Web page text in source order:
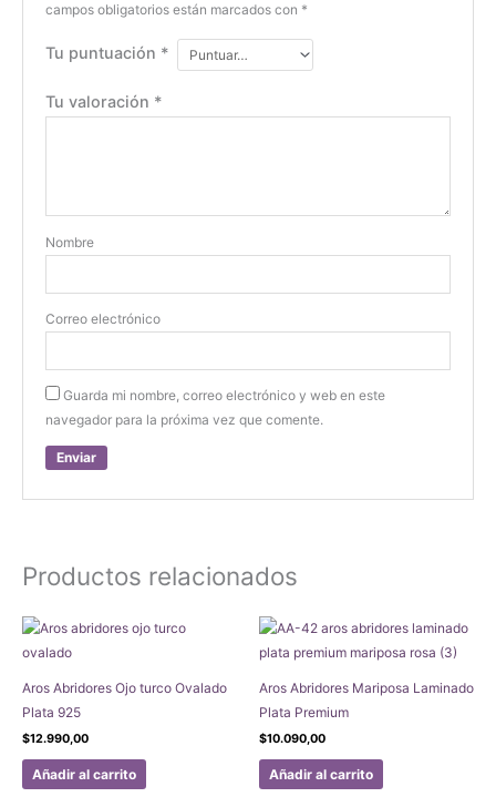
campos obligatorios están marcados con *
Tu puntuación *
Tu valoración *
Nombre
Correo electrónico
Guarda mi nombre, correo electrónico y web en este
navegador para la próxima vez que comente.
Productos relacionados
Aros Abridores Ojo turco Ovalado
Plata 925
$12.990,00
Añadir al carrito
Aros Abridores Mariposa Laminado
Plata Premium
$10.090,00
Añadir al carrito